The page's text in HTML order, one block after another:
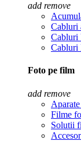
add remove
Cabluri
Cabluri
Foto pe film
add remove
Filme
Solutii